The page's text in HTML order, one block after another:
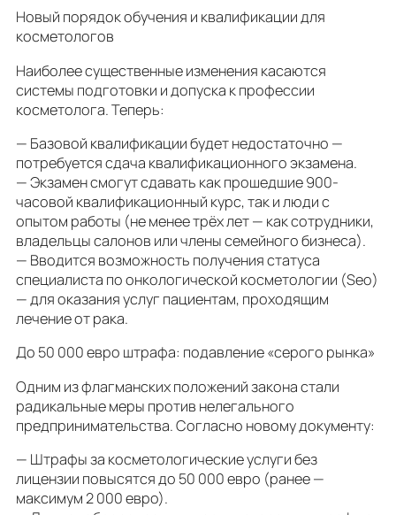
Новый порядок обучения и квалификации для
косметологов
Наиболее существенные изменения касаются
системы подготовки и допуска к профессии
косметолога. Теперь:
— Базовой квалификации будет недостаточно —
потребуется сдача квалификационного экзамена.
— Экзамен смогут сдавать как прошедшие 900-
часовой квалификационный курс, так и люди с
опытом работы (не менее трёх лет — как сотрудники,
владельцы салонов или члены семейного бизнеса).
— Вводится возможность получения статуса
специалиста по онкологической косметологии (Seo)
— для оказания услуг пациентам, проходящим
лечение от рака.
До 50 000 евро штрафа: подавление «серого рынка»
Одним из флагманских положений закона стали
радикальные меры против нелегального
предпринимательства. Согласно новому документу:
— Штрафы за косметологические услуги без
лицензии повысятся до 50 000 евро (ранее —
максимум 2 000 евро).